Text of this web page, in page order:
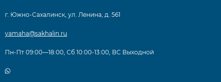
г. Южно-Сахалинск, ул. Ленина, д. 561
yamaha@sakhalin.ru
Пн-Пт 09:00—18:00, Сб 10:00-13:00, ВС Выходной